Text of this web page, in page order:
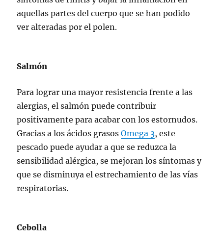
aquellas partes del cuerpo que se han podido
ver alteradas por el polen.
Salmón
Para lograr una mayor resistencia frente a las
alergias, el salmón puede contribuir
positivamente para acabar con los estornudos.
Gracias a los ácidos grasosOmega 3, este
pescado puede ayudar a que se reduzca la
sensibilidad alérgica, se mejoran los síntomas y
que se disminuya el estrechamiento de las vías
respiratorias.
Cebolla